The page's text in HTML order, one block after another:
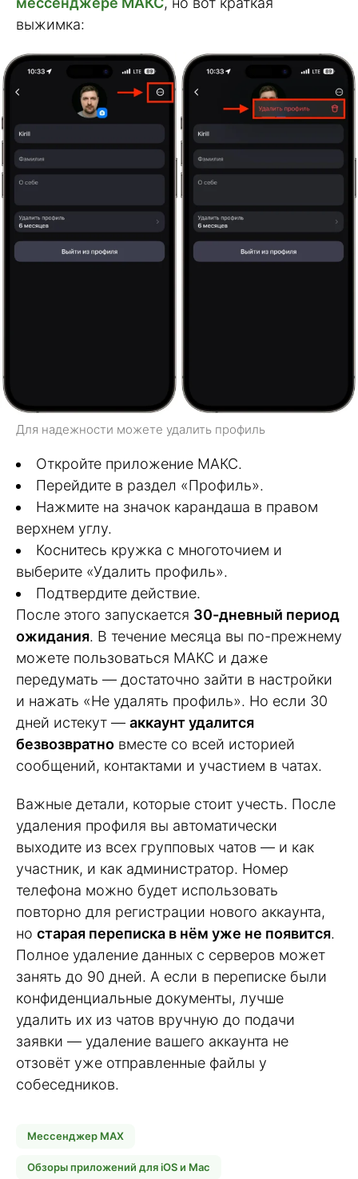
выжимка:
Для надежности можете удалить профиль
Откройте приложение МАКС.
Перейдите в раздел «Профиль».
Нажмите на значок карандаша в правом
верхнем углу.
Коснитесь кружка с многоточием и
выберите «Удалить профиль».
Подтвердите действие.
После этого запускается 30-дневный период
ожидания. В течение месяца вы по-прежнему
можете пользоваться МАКС и даже
передумать — достаточно зайти в настройки
и нажать «Не удалять профиль». Но если 30
дней истекут — аккаунт удалится
безвозвратно вместе со всей историей
сообщений, контактами и участием в чатах.
Важные детали, которые стоит учесть. После
удаления профиля вы автоматически
выходите из всех групповых чатов — и как
участник, и как администратор. Номер
телефона можно будет использовать
повторно для регистрации нового аккаунта,
но старая переписка в нём уже не появится.
Полное удаление данных с серверов может
занять до 90 дней. А если в переписке были
конфиденциальные документы, лучше
удалить их из чатов вручную до подачи
заявки — удаление вашего аккаунта не
отзовёт уже отправленные файлы у
собеседников.
Мессенджер MAX
Обзоры приложений для iOS и Mac